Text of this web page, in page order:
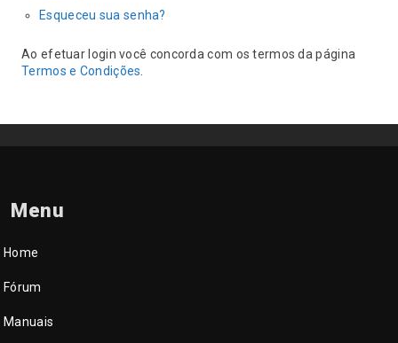
Esqueceu sua senha?
Ao efetuar login você concorda com os termos da página
Termos e Condições
Menu
Home
Fórum
Manuais